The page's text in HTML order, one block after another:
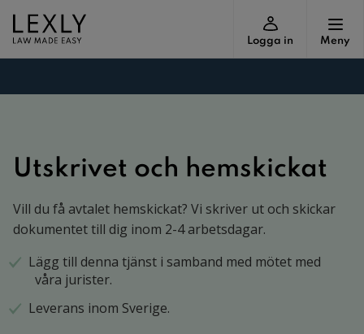
Logga in Meny
Utskrivet och hemskickat
Vill du få avtalet hemskickat? Vi skriver ut och skickar
dokumentet till dig inom 2-4 arbetsdagar.
Lägg till denna tjänst i samband med mötet med
våra jurister.
Leverans inom Sverige.